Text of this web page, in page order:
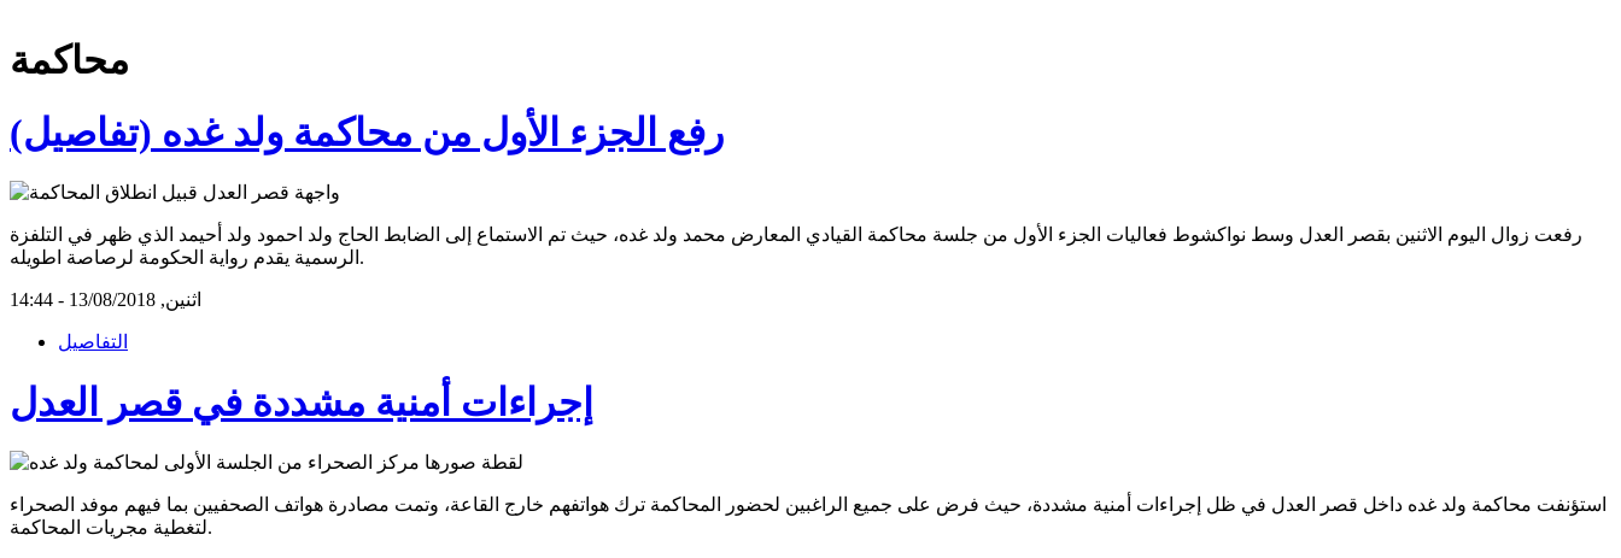
محاكمة
رفع الجزء الأول من محاكمة ولد غده (تفاصيل)
رفعت زوال اليوم الاثنين بقصر العدل وسط نواكشوط فعاليات الجزء الأول من جلسة محاكمة القيادي المعارض محمد ولد غده، حيث تم الاستماع إلى الضابط الحاج ولد احمود ولد أحيمد الذي ظهر في التلفزة
الرسمية يقدم رواية الحكومة لرصاصة اطويله.
اثنين, 13/08/2018 - 14:44
التفاصيل
إجراءات أمنية مشددة في قصر العدل
استؤنفت محاكمة ولد غده داخل قصر العدل في ظل إجراءات أمنية مشددة، حيث فرض على جميع الراغبين لحضور المحاكمة ترك هواتفهم خارج القاعة، وتمت مصادرة هواتف الصحفيين بما فيهم موفد الصحراء
لتغطية مجريات المحاكمة.